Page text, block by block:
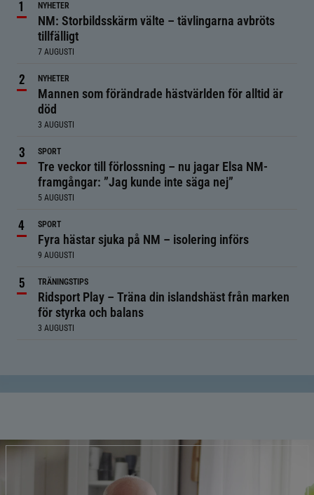
NYHETER
NM: Storbildsskärm välte – tävlingarna avbröts
tillfälligt
7 AUGUSTI
NYHETER
Mannen som förändrade hästvärlden för alltid är
död
3 AUGUSTI
SPORT
Tre veckor till förlossning – nu jagar Elsa NM-
framgångar: ”Jag kunde inte säga nej”
5 AUGUSTI
SPORT
Fyra hästar sjuka på NM – isolering införs
9 AUGUSTI
TRÄNINGSTIPS
Ridsport Play – Träna din islandshäst från marken
för styrka och balans
3 AUGUSTI